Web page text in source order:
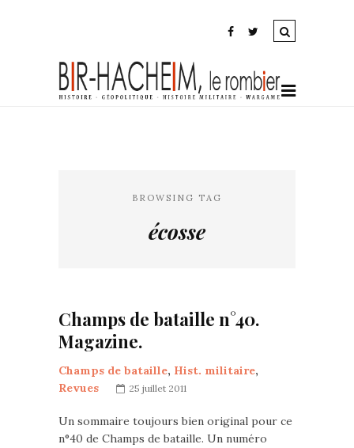
BROWSING TAG
écosse
Champs de bataille n°40.
Magazine.
Champs de bataille, Hist. militaire,
Revues
25 juillet 2011
Un sommaire toujours bien original pour ce
n°40 de Champs de bataille. Un numéro